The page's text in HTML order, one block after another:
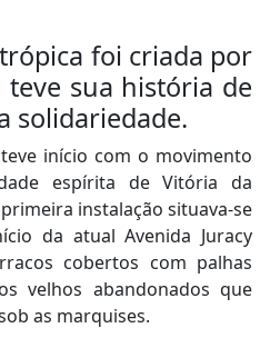
foi criada por
teve sua história de
solidariedade.
início com o movimento
espírita de Vitória da
instalação situava-se
da atual Avenida Juracy
cobertos com palhas
velhos abandonados que
as marquises.